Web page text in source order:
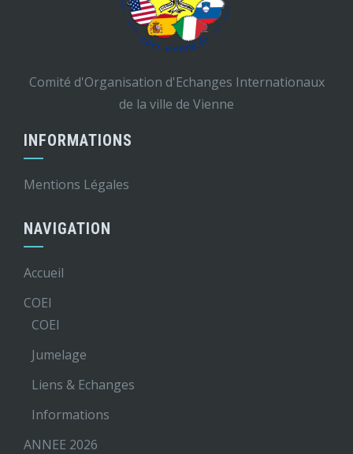
Comité d'Organisation d'Echanges Internationaux
de la ville de Vienne
INFORMATIONS
Mentions Légales
NAVIGATION
Accueil
COEI
COEI
Jumelage
Liens & Echanges
Informations
ANNEE 2026